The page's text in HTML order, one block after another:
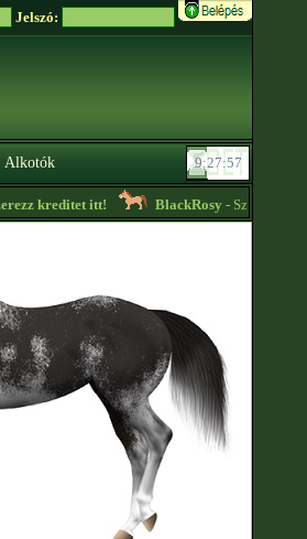
Jelszó:
Alkotók
kreditet itt! BlackRosy- Sziasztok!